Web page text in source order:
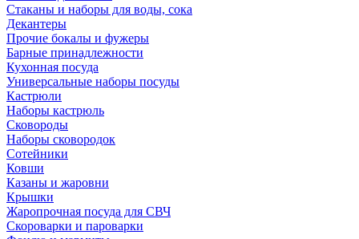
Стаканы и наборы для воды, сока
Декантеры
Прочие бокалы и фужеры
Барные принадлежности
Кухонная посуда
Универсальные наборы посуды
Кастрюли
Наборы кастрюль
Сковороды
Наборы сковородок
Сотейники
Ковши
Казаны и жаровни
Крышки
Жаропрочная посуда для СВЧ
Скороварки и пароварки